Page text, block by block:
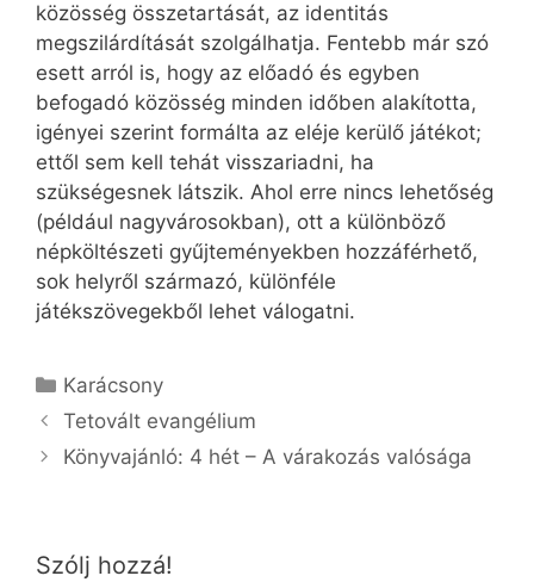
közösség összetartását, az identitás
megszilárdítását szolgálhatja. Fentebb már szó
esett arról is, hogy az előadó és egyben
befogadó közösség minden időben alakította,
igényei szerint formálta az eléje kerülő játékot;
ettől sem kell tehát visszariadni, ha
szükségesnek látszik. Ahol erre nincs lehetőség
(például nagyvárosokban), ott a különböző
népköltészeti gyűjteményekben hozzáférhető,
sok helyről származó, különféle
játékszövegekből lehet válogatni.
Kategória
Karácsony
Tetovált evangélium
Könyvajánló: 4 hét – A várakozás valósága
Szólj hozzá!